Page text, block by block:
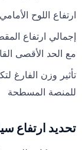
ارتفاع اللوح
إجمالي ارتفاع
مع الحد الأقصى
تأثير وزن الفارغ
للمنصة المسطحة
تحديد ارتفاع